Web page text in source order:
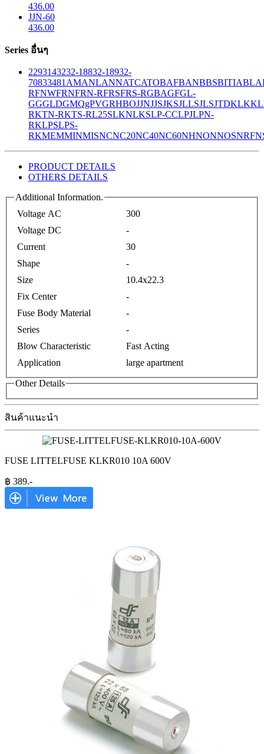
436.00
JJN-60
436.00
Series อื่นๆ
2293143232-18832-18932-
70833481 AMANLANNATCATOBAFBANBBSBITIABLA
RFNWFRNFRN-RFRSFRS-RGBAGFGL-
GGGLDGMQgPVGRHBOJJNJJSJKSJLLSJLSJTDKLK
RKTN-RKTS-RL25SLKNLKSLP-CCLPJLPN-
RKLPSLPS-
RKMEMMINMISNCNC20NC40NC60NHNONNOSNRF
PRODUCT DETAILS
OTHERS DETAILS
Additional Information.
Voltage AC
300
Voltage DC
-
Current
30
Shape
-
Size
10.4x22.3
Fix Center
-
Fuse Body Material
-
Series
-
Blow Characteristic
Fast Acting
Application
large apartment
Other Details
สินค้าแนะนำ
FUSE LITTELFUSE KLKR010 10A 600V
฿ 389.-